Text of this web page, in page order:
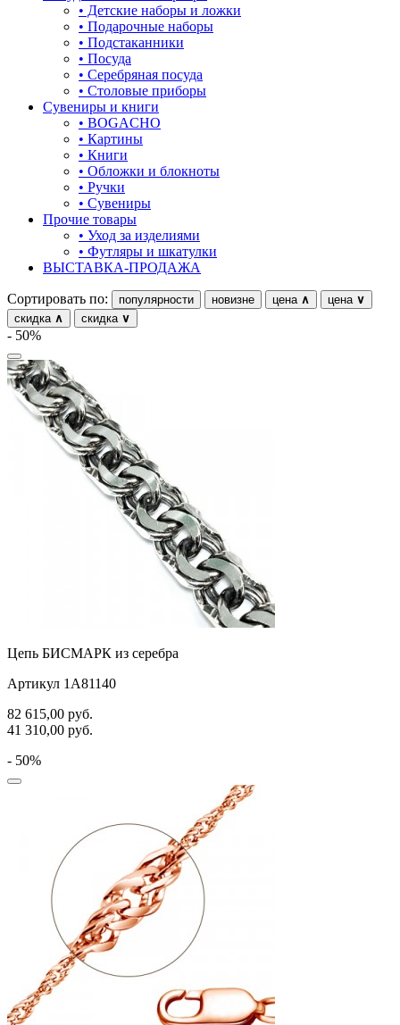
• Детские наборы и ложки
• Подарочные наборы
• Подстаканники
• Посуда
• Серебряная посуда
• Столовые приборы
Сувениры и книги
• BOGACHO
• Картины
• Книги
• Обложки и блокноты
• Ручки
• Сувениры
Прочие товары
• Уход за изделиями
• Футляры и шкатулки
ВЫСТАВКА-ПРОДАЖА
Сортировать по: популярности новизне цена ∧ цена ∨
скидка ∧ скидка ∨
- 50%
Цепь БИСМАРК из серебра
Артикул 1А81140
82 615,00 руб.
41 310,00 руб.
- 50%